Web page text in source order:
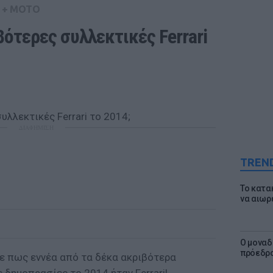
Το
να
Ο
συλλεκτικές Ferrari
πως εννέα από τα δέκα ακριβότερα